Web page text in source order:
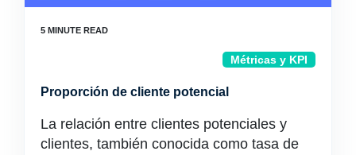
Métricas y KPI
Proporción de cliente potencial
La relación entre clientes potenciales y
clientes, también conocida como tasa de